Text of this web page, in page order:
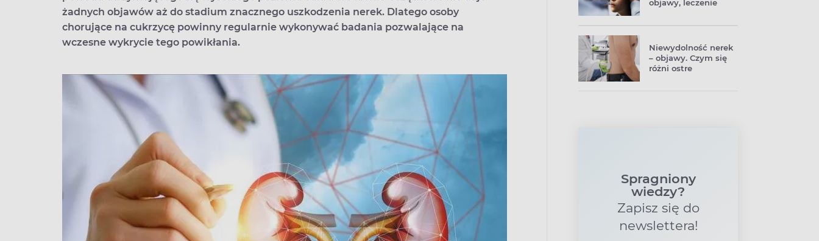
żadnych objawów aż do stadium znacznego uszkodzenia nerek. Dlatego osoby
chorujące na cukrzycę powinny regularnie wykonywać badania pozwalające na
wczesne wykrycie tego powikłania.
objawy, leczenie
Niewydolność nerek
– objawy. Czym się
różni ostre
Spragniony
wiedzy?
Zapisz się do
newslettera!